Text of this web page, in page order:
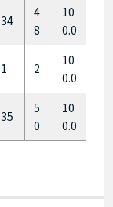
34
4
8
10
0.0
1 2
10
0.0
35
5
0
10
0.0